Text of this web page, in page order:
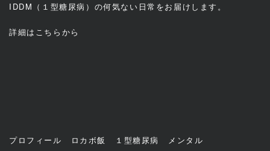
IDDM（１型糖尿病）の何気ない日常をお届けします。
詳細は こちら から
プロフィール ロカボ飯 １型糖尿病
メンタル